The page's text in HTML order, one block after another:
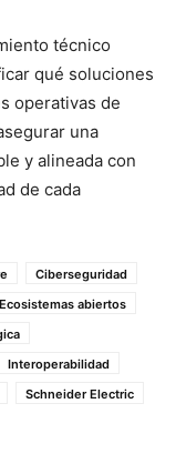
técnico
qué soluciones
operativas de
una
y alineada con
de cada
Ciberseguridad
Ecosistemas abiertos
Interoperabilidad
Schneider Electric